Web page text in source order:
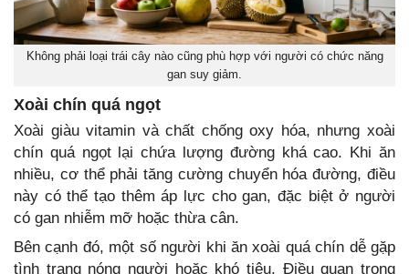
Không phải loại trái cây nào cũng phù hợp với người có chức năng
gan suy giảm.
Xoài chín quá ngọt
Xoài giàu vitamin và chất chống oxy hóa, nhưng xoài
chín quá ngọt lại chứa lượng đường khá cao. Khi ăn
nhiều, cơ thể phải tăng cường chuyển hóa đường, điều
này có thể tạo thêm áp lực cho gan, đặc biệt ở người
có gan nhiễm mỡ hoặc thừa cân.
Bên cạnh đó, một số người khi ăn xoài quá chín dễ gặp
tình trạng nóng người hoặc khó tiêu. Điều quan trọng